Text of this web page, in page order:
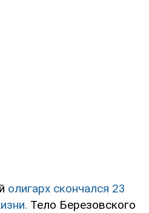
олигарх скончался 23
Тело Березовского